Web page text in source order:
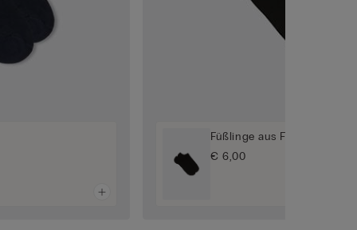
Füßlinge aus Frottee
€ 6,00